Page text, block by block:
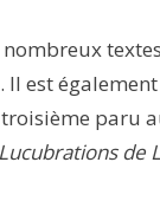
Il est
paru
de